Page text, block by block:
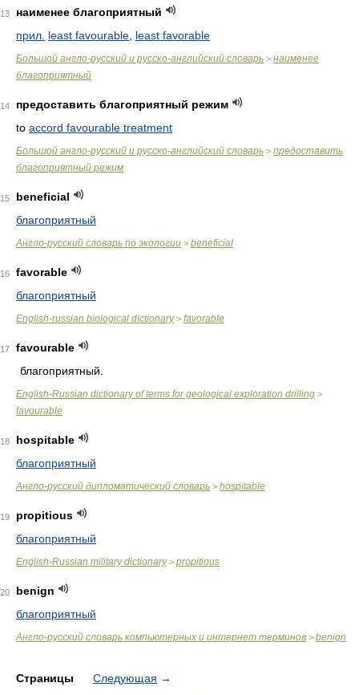
13
наименее благоприятный
прил. least favourable least favorable
Большой англо-русский и русско-английский словарь > наименее
благоприятный
14
предоставить благоприятный режим
to accord favourable treatment
Большой англо-русский и русско-английский словарь > предоставить
благоприятный режим
15
beneficial
благоприятный
Англо-русский словарь по экологии > beneficial
16
favorable
благоприятный
English-russian biological dictionary> favorable
17
favourable
благоприятный.
English-Russian dictionary of terms for geological exploration drilling >
favourable
18
hospitable
благоприятный
Англо-русский дипломатический словарь > hospitable
19
propitious
благоприятный
English-Russian military dictionary> propitious
20
benign
благоприятный
Англо-русский словарь компьютерных и интернет терминов > benign
Страницы Следующая →